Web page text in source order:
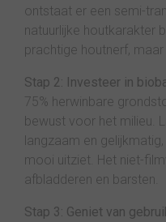
ontstaat er een semi-
natuurlijke houtkarakter
prachtige houtnerf,
Stap 2: Investeer in
75% herwinbare
bewust voor het milieu.
langzaam en
mooi uitziet. Het niet-
afbladderen en barsten.
Stap 3: Geniet van